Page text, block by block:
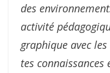
des
activité
graphique avec
tes